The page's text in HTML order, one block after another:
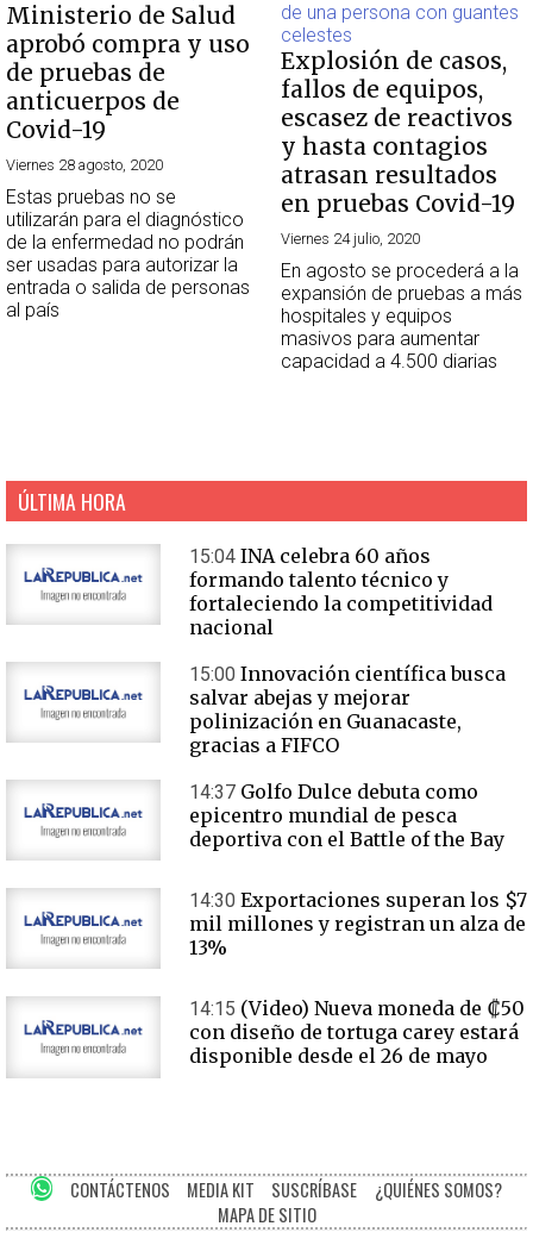
Ministerio de Salud
aprobó compra y uso
de pruebas de
anticuerpos de
Covid-19
Viernes 28 agosto, 2020
Estas pruebas no se
utilizarán para el diagnóstico
de la enfermedad no podrán
ser usadas para autorizar la
entrada o salida de personas
al país
Explosión de casos,
fallos de equipos,
escasez de reactivos
y hasta contagios
atrasan resultados
en pruebas Covid-19
Viernes 24 julio, 2020
En agosto se procederá a la
expansión de pruebas a más
hospitales y equipos
masivos para aumentar
capacidad a 4.500 diarias
ÚLTIMA HORA
15:04 INA celebra 60 años
formando talento técnico y
fortaleciendo la competitividad
nacional
15:00 Innovación científica busca
salvar abejas y mejorar
polinización en Guanacaste,
gracias a FIFCO
14:37 Golfo Dulce debuta como
epicentro mundial de pesca
deportiva con el Battle of the Bay
14:30 Exportaciones superan los $7
mil millones y registran un alza de
13%
14:15 (Video) Nueva moneda de ₡50
con diseño de tortuga carey estará
disponible desde el 26 de mayo
CONTÁCTENOS MEDIA KIT SUSCRÍBASE
¿QUIÉNES SOMOS?
MAPA DE SITIO